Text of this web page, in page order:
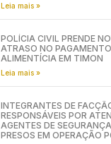
Leia mais »
POLÍCIA CIVIL PRENDE
ATRASO NO
ALIMENTÍCIA EM TIMON
Leia mais »
INTEGRANTES DE
RESPONSÁVEIS POR
AGENTES DE
PRESOS EM OPERAÇÃO